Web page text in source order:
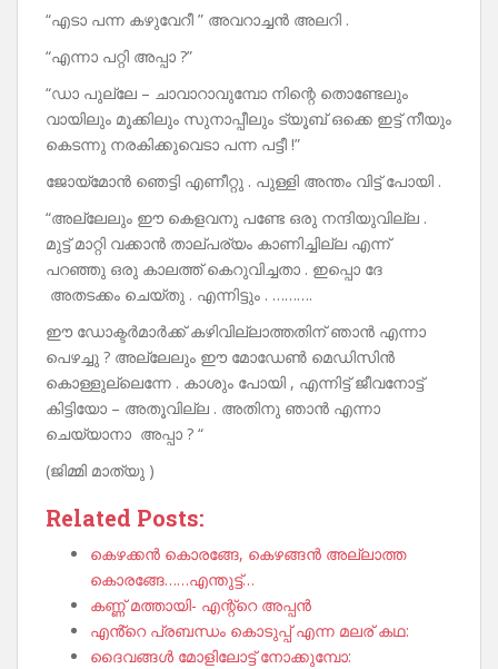
“എടാ പന്ന കഴുവേറീ ” അവറാച്ചൻ അലറി .
“എന്നാ പറ്റി അപ്പാ ?”
“ഡാ പുല്ലേ – ചാവാറാവുമ്പോ നിന്റെ തൊണ്ടേലും
വായിലും മൂക്കിലും സുനാപ്പീലും ട്യൂബ് ഒക്കെ ഇട്ട് നീയും
കെടന്നു നരകിക്കുവെടാ പന്ന പട്ടീ !”
ജോയ്മോൻ ഞെട്ടി എണീറ്റു . പുള്ളി അന്തം വിട്ട് പോയി .
“അല്ലേലും ഈ കെളവനു പണ്ടേ ഒരു നന്ദിയുവില്ല .
മുട്ട് മാറ്റി വക്കാൻ താല്പര്യം കാണിച്ചില്ല എന്ന്
പറഞ്ഞു ഒരു കാലത്ത് കെറുവിച്ചതാ . ഇപ്പൊ ദേ
അതടക്കം ചെയ്തു . എന്നിട്ടും . ……….
ഈ ഡോക്ടർമാർക്ക് കഴിവില്ലാത്തതിന് ഞാൻ എന്നാ
പെഴച്ചു ? അല്ലേലും ഈ മോഡേൺ മെഡിസിൻ
കൊള്ളുല്ലെന്നേ . കാശും പോയി , എന്നിട്ട് ജീവനോട്ട്
കിട്ടിയോ – അതൂവില്ല . അതിനു ഞാൻ എന്നാ
ചെയ്യാനാ അപ്പാ ? “
(ജിമ്മി മാത്യു )
Related Posts:
കെഴക്കൻ കൊരങ്ങേ, കെഴങ്ങൻ അല്ലാത്ത
കൊരങ്ങേ……എന്തുട്ട്…
കണ്ണ് മത്തായി- എന്റ്റെ അപ്പൻ
എൻ്റെ പ്രബന്ധം കൊടുപ്പ് എന്ന മലര് കഥ:
ദൈവങ്ങൾ മോളിലോട്ട് നോക്കുമ്പോ: